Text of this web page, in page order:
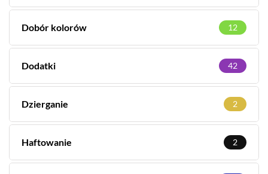
Dobór kolorów 12
Dodatki 42
Dzierganie 2
Haftowanie 2